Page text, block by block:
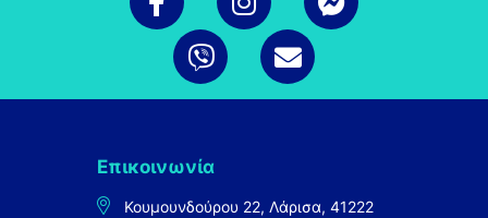
Επικοινωνία
Κουμουνδούρου 22, Λάρισα, 41222